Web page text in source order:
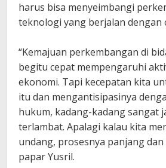
harus bisa menyeimbangi
teknologi yang berjalan dengan
“Kemajuan perkembangan di
begitu cepat mempengaruhi
ekonomi. Tapi kecepatan kita
itu dan mengantisipasinya
hukum, kadang-kadang sangat
terlambat. Apalagi kalau kita
undang, prosesnya panjang dan
papar Yusril.